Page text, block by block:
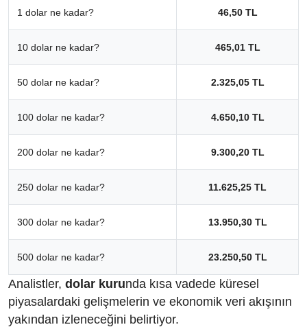
1 dolar ne kadar? 46,50 TL
10 dolar ne kadar? 465,01 TL
50 dolar ne kadar? 2.325,05 TL
100 dolar ne kadar? 4.650,10 TL
200 dolar ne kadar? 9.300,20 TL
250 dolar ne kadar? 11.625,25 TL
300 dolar ne kadar? 13.950,30 TL
500 dolar ne kadar? 23.250,50 TL
Analistler, dolar kurunda kısa vadede küresel
piyasalardaki gelişmelerin ve ekonomik veri akışının
yakından izleneceğini belirtiyor.